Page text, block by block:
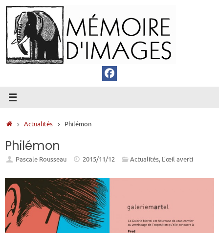
Passer
au
contenu
Accueil
Actualités Philémon
Philémon
Pascale Rousseau 2015/11/12 Actualités, L’œil averti